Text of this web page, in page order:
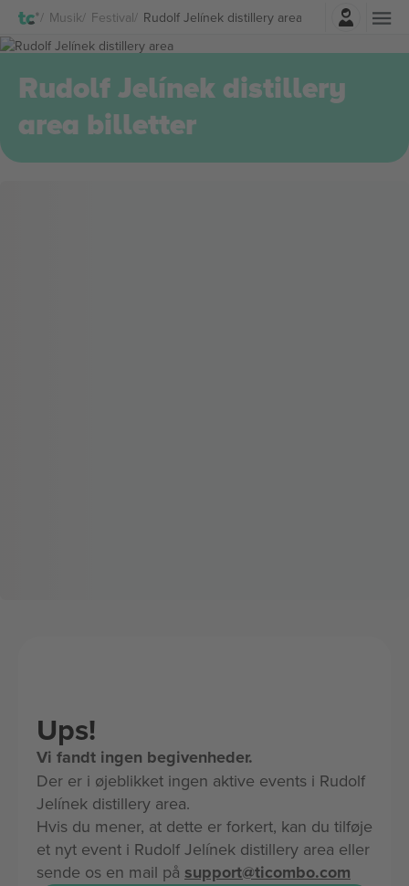
Musik Festival Rudolf Jelínek distillery area Billetter
Log ind
Rudolf Jelínek distillery
area billetter
Ups!
Vi fandt ingen begivenheder.
Der er i øjeblikket ingen aktive events i Rudolf
Jelínek distillery area.
Hvis du mener, at dette er forkert, kan du tilføje
et nyt event i Rudolf Jelínek distillery area eller
sende os en mail på support@ticombo.com